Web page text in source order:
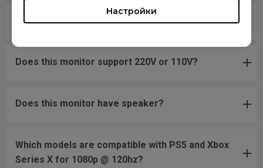
Настройки
What VESA mount should I use on this monitor?
Does this monitor support 220V or 110V?
Does this monitor have speaker?
Which models are compatible with PS5 and Xbox
Series X for 1080p @ 120hz?